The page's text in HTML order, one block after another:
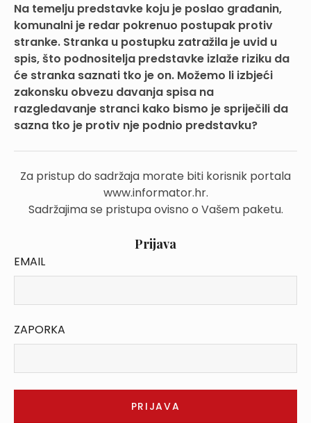
Na temelju predstavke koju je poslao građanin,
komunalni je redar pokrenuo postupak protiv
stranke. Stranka u postupku zatražila je uvid u
spis, što podnositelja predstavke izlaže riziku da
će stranka saznati tko je on. Možemo li izbjeći
zakonsku obvezu davanja spisa na
razgledavanje stranci kako bismo je spriječili da
sazna tko je protiv nje podnio predstavku?
Za pristup do sadržaja morate biti korisnik portala
www.informator.hr.
Sadržajima se pristupa ovisno o Vašem paketu.
Prijava
EMAIL
ZAPORKA